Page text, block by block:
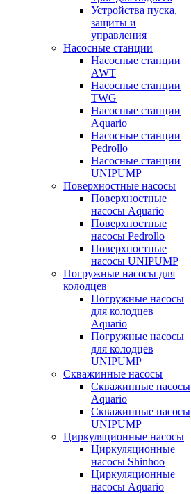
Устройства пуска,
защиты и
управления
Насосные станции
Насосные станции
AWT
Насосные станции
TWG
Насосные станции
Aquario
Насосные станции
Pedrollo
Насосные станции
UNIPUMP
Поверхностные насосы
Поверхностные
насосы Aquario
Поверхностные
насосы Pedrollo
Поверхностные
насосы UNIPUMP
Погружные насосы для
колодцев
Погружные насосы
для колодцев
Aquario
Погружные насосы
для колодцев
UNIPUMP
Скважинные насосы
Скважинные насосы
Aquario
Скважинные насосы
UNIPUMP
Циркуляционные насосы
Циркуляционные
насосы Shinhoo
Циркуляционные
насосы Aquario